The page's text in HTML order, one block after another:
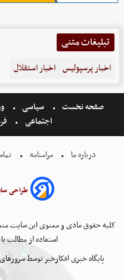
تبلیغات متنی
اخبار پرسپولیس اخبار استقلال
صفحه نخست سیاسی
اجتماعی
درباره ما مرامنامه
طراحی
کلیه حقوق مادی و معنوی این سایت
استفاده از مطالب
پایگاه خبری افکارخبر توسط